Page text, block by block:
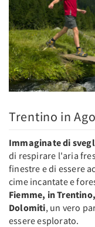
Trentino in
Immaginate di
di respirare l'aria
finestre e di essere
cime incantate e
Fiemme, in
Dolomiti, un vero
essere esplorato.